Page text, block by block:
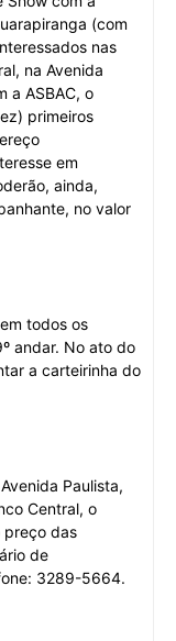
(com
nas
na Avenida
a ASBAC, o
primeiros
em
ainda,
no valor
todos os
andar. No ato do
a carteirinha do
Paulista,
Central, o
preço das
de
3289-5664.